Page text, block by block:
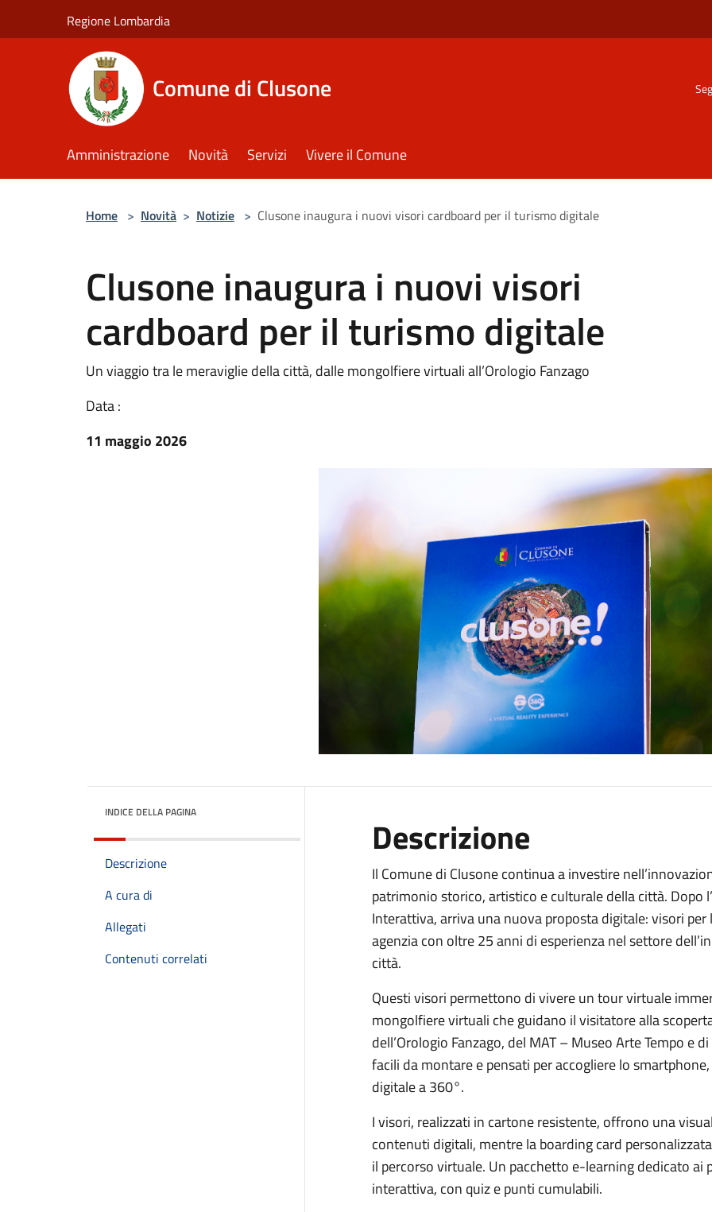
Regione Lombardia
Comune di Clusone
Amministrazione Novità Servizi Vivere il Comune
Home > Novità > Notizie > Clusone inaugura i nuovi visori cardboard per il turismo digitale
Clusone inaugura i nuovi visori
cardboard per il turismo digitale
Un viaggio tra le meraviglie della città, dalle mongolfiere virtuali all’Orologio Fanzago
Data :
11 maggio 2026
INDICE DELLA PAGINA
Descrizione
A cura di
Allegati
Contenuti correlati
Descrizione
Il Comune di Clusone continua a investire
patrimonio storico, artistico e culturale della città. Dopo
Interattiva, arriva una nuova proposta digitale: visori
agenzia con oltre 25 anni di esperienza nel settore
città.
Questi visori permettono di vivere un tour virtuale
mongolfiere virtuali che guidano il visitatore alla
dell’Orologio Fanzago, del MAT – Museo Arte Tempo e
facili da montare e pensati per accogliere lo
digitale a 360°.
I visori, realizzati in cartone resistente, offrono una
contenuti digitali, mentre la boarding card
il percorso virtuale. Un pacchetto e-learning dedicato ai
interattiva, con quiz e punti cumulabili.